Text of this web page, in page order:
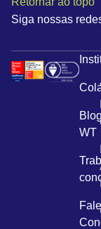
Siga nossas
Blog
WT
Fale